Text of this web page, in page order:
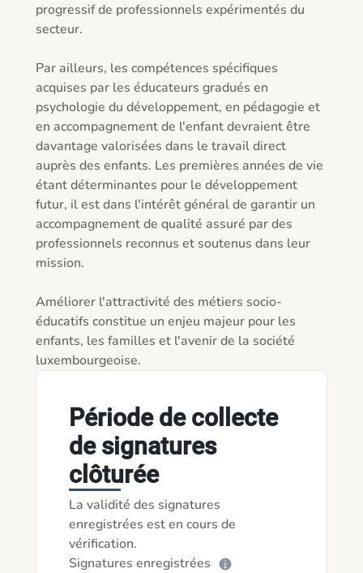
progressif de professionnels expérimentés du
secteur.
Par ailleurs, les compétences spécifiques
acquises par les éducateurs gradués en
psychologie du développement, en pédagogie et
en accompagnement de l'enfant devraient être
davantage valorisées dans le travail direct
auprès des enfants. Les premières années de vie
étant déterminantes pour le développement
futur, il est dans l'intérêt général de garantir un
accompagnement de qualité assuré par des
professionnels reconnus et soutenus dans leur
mission.
Améliorer l'attractivité des métiers socio-
éducatifs constitue un enjeu majeur pour les
enfants, les familles et l'avenir de la société
luxembourgeoise.
Période de collecte
de signatures
clôturée
La validité des signatures
enregistrées est en cours de
vérification.
Signatures enregistrées